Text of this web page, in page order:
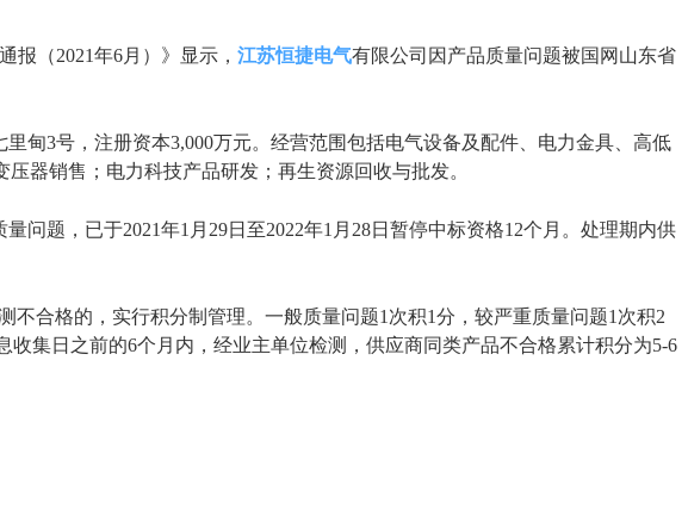
（2021年6月）》显示， 江苏恒捷电气有限公司因产品质量问题被国网山东省
甸3号，注册资本3,000万元。经营范围包括电气设备及配件、电力金具、高低
器销售；电力科技产品研发；再生资源回收与批发。
题，已于2021年1月29日至2022年1月28日暂停中标资格12个月。处理期内供
合格的，实行积分制管理。一般质量问题1次积1分，较严重质量问题1次积2
集日之前的6个月内，经业主单位检测，供应商同类产品不合格累计积分为5-6